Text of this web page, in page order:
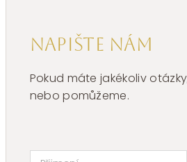
Napište nám
Pokud máte jakékoliv
nebo pomůžeme.